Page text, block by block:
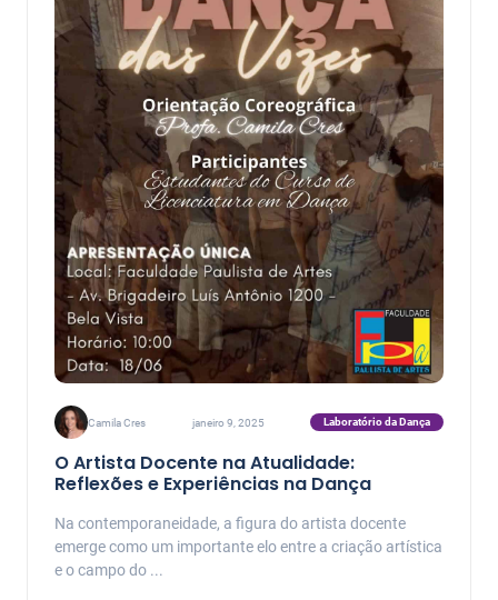
Camila Cres janeiro 9, 2025 Laboratório da Dança
O Artista Docente na Atualidade:
Reflexões e Experiências na Dança
Na contemporaneidade, a figura do artista docente
emerge como um importante elo entre a criação artística
e o campo do ...